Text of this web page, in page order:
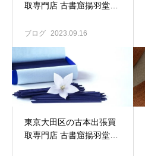
取専門店 古書窟揚羽堂｜
試写会招待状 ロビーカー
グッズ買取強化中！！
ブログ 2023.09.16
東京大田区の古本出張買
取専門店 古書窟揚羽堂｜